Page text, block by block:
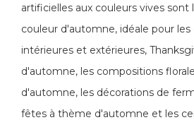
artificielles aux couleurs vives
couleur d'automne, idéale pour les
intérieures et extérieures,
d'automne, les compositions
d'automne, les décorations de
fêtes à thème d'automne et les